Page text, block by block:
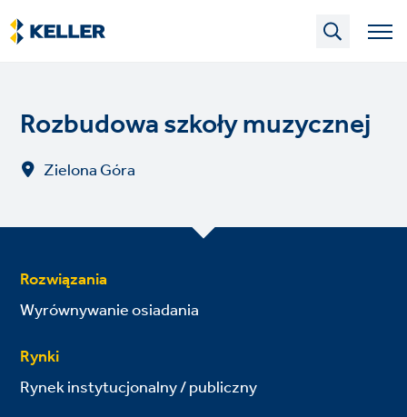
Skip
to
main
Rozbudowa szkoły muzycznej
Zielona Góra
Rozwiązania
Wyrównywanie osiadania
Rynki
Rynek instytucjonalny / publiczny